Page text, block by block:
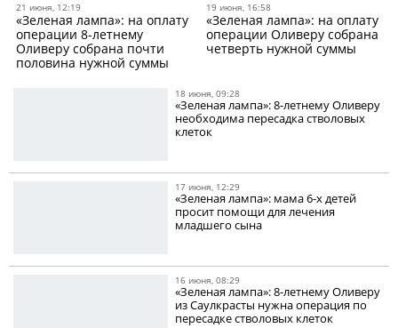
21 июня, 12:19
«Зеленая лампа»: на оплату
операции 8-летнему
Оливеру собрана почти
половина нужной суммы
19 июня, 16:58
«Зеленая лампа»: на оплату
операции Оливеру собрана
четверть нужной суммы
18 июня, 09:28
«Зеленая лампа»: 8-летнему Оливеру
необходима пересадка стволовых
клеток
17 июня, 12:29
«Зеленая лампа»: мама 6-х детей
просит помощи для лечения
младшего сына
16 июня, 08:29
«Зеленая лампа»: 8-летнему Оливеру
из Саулкрасты нужна операция по
пересадке стволовых клеток